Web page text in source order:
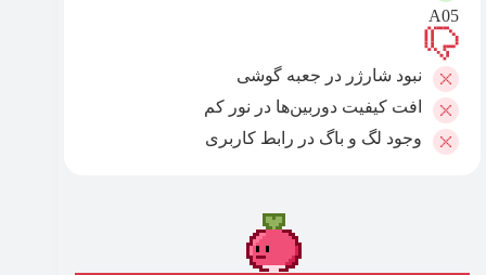
A05
نبود شارژر در جعبه گوشی
افت کیفیت دوربین‌ها در نور کم
وجود لگ و باگ در رابط کاربری